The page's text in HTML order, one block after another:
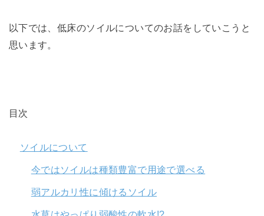
以下では、低床のソイルについてのお話をしていこうと
思います。
目次
ソイルについて
今ではソイルは種類豊富で用途で選べる
弱アルカリ性に傾けるソイル